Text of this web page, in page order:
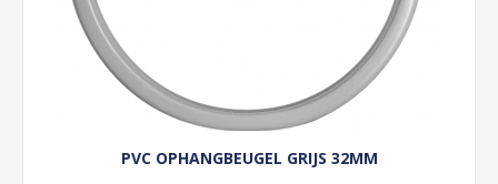
PVC OPHANGBEUGEL GRIJS 32MM